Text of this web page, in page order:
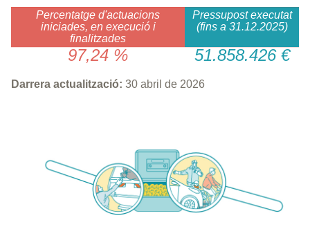
Percentatge d'actuacions
iniciades, en execució i
finalitzades
Pressupost executat
(fins a 31.12.2025)
97,24 % 51.858.426 €
Darrera actualització: 30 abril de 2026